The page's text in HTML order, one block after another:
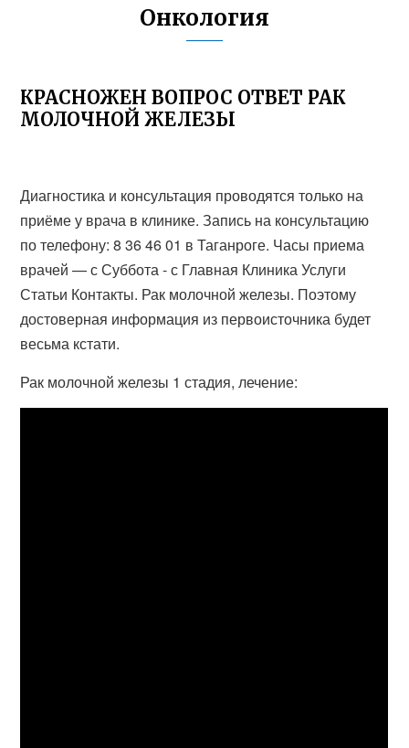
Онкология
КРАСНОЖЕН ВОПРОС ОТВЕТ РАК
МОЛОЧНОЙ ЖЕЛЕЗЫ
Диагностика и консультация проводятся только на
приёме у врача в клинике. Запись на консультацию
по телефону: 8 36 46 01 в Таганроге. Часы приема
врачей — с Суббота - с Главная Клиника Услуги
Статьи Контакты. Рак молочной железы. Поэтому
достоверная информация из первоисточника будет
весьма кстати.
Рак молочной железы 1 стадия, лечение: